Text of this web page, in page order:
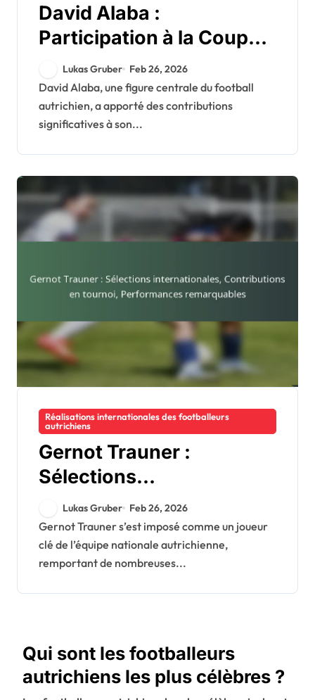
David Alaba :
Participation à la Coupe
du Monde, performances
à l’Euro, records
nationaux
Lukas Gruber Feb 26, 2026
David Alaba, une figure centrale du football
autrichien, a apporté des contributions
significatives à son...
Réalisations internationales des footballeurs
autrichiens
Gernot Trauner :
Sélections
internationales,
Contributions en tournoi,
Performances
remarquables
Lukas Gruber Feb 26, 2026
Gernot Trauner s’est imposé comme un joueur
clé de l’équipe nationale autrichienne,
remportant de nombreuses...
Qui sont les footballeurs
autrichiens les plus célèbres ?